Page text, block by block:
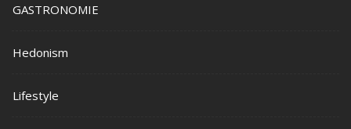
GASTRONOMIE
Hedonism
Lifestyle